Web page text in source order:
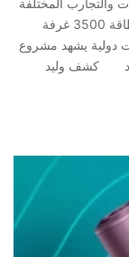
والتجارب المختلفة
لتسهيل تجربة الزائر خطة لإنشاء 6 فنادق عالمية بطاقة 3500 غرفة
دولية يشهد مشروع
كشف وليد